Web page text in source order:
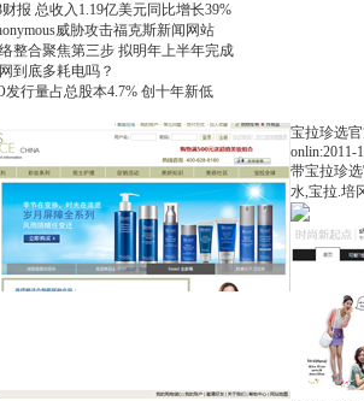
报 总收入1.19亿美元同比增长39%
威胁攻击福克斯新闻网站
整合聚焦第三步 拟明年上半年完成
到底多耗电吗？
发行量占总股本4.7% 创十年新低
宝拉珍选
onlin:2011-
带宝拉珍
水,宝拉.培